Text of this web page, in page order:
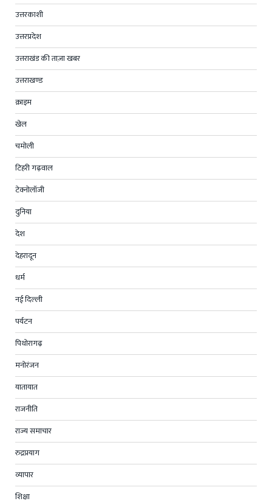
उत्तरकाशी
उत्तरप्रदेश
उत्तराखंड की ताज़ा खबर
उत्तराखण्ड
क्राइम
खेल
चमोली
टिहरी गढ़वाल
टेक्नोलॉजी
दुनिया
देश
देहरादून
धर्म
नई दिल्ली
पर्यटन
पिथोरागढ़
मनोरंजन
यातायात
राजनीति
राज्य समाचार
रुद्रप्रयाग
व्यापार
शिक्षा